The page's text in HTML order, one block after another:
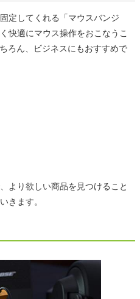
定してくれる「マウスバンジ
快適にマウス操作をおこなうこ
ろん、ビジネスにもおすすめで
より欲しい商品を見つけること
きます。